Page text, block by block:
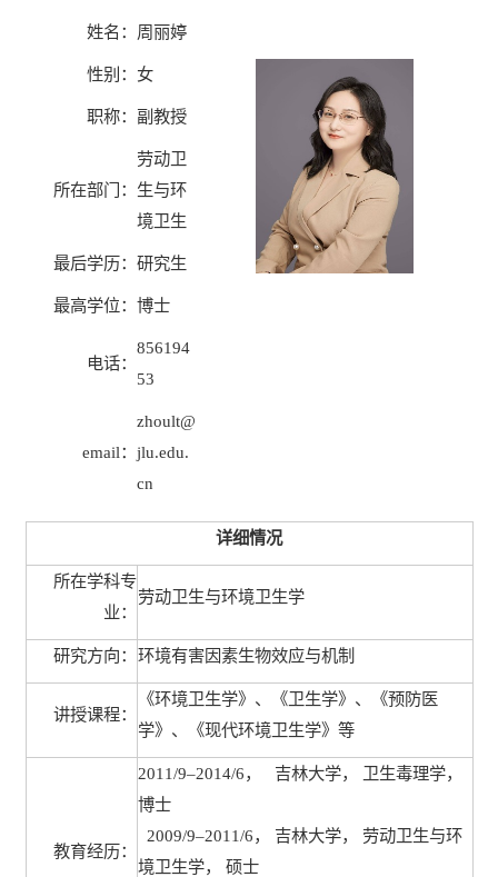
姓名： 周丽婷
性别： 女
职称： 副教授
所在部门：
劳动卫
生与环
境卫生
最后学历： 研究生
最高学位： 博士
电话：
856194
53
email：
zhoult@
jlu.edu.
cn
详细情况
所在学科专
业：
劳动卫生与环境卫生学
研究方向： 环境有害因素生物效应与机制
讲授课程：
《环境卫生学》、《卫生学》、《预防医
学》、《现代环境卫生学》等
教育经历：
2011/9–2014/6， 吉林大学， 卫生毒理学，
博士
2009/9–2011/6， 吉林大学， 劳动卫生与环
境卫生学， 硕士